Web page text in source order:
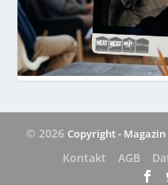
© 2026 Copyright - Magazin
Kontakt
AGB